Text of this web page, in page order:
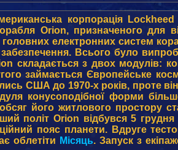
корпорація
Orion, призначеного для
головних електронних систем
Всього було
складається з двох модулів:
займається Європейське
США до 1970-х років, проте
конусоподібної форми
обсяг його житлового простору
політ Orion відбувся 5
пояс планети. Вдруге
облетіти Місяць. Запуск з